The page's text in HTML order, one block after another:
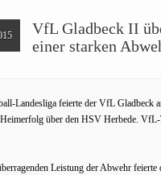
VfL Gladbeck II
einer starken
Landesliga feierte der VfL Gladbeck
über den HSV Herbede.
Leistung der Abwehr